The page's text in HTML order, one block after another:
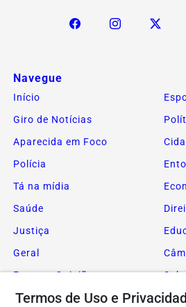
Navegue
Início
Giro de Notícias
Aparecida em Foco
Polícia
Tá na mídia
Saúde
Justiça
Geral
Foco na Opinião
FAQ
Termos de Uso e